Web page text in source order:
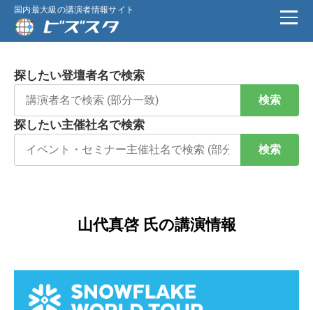
国内最大級の講演者情報サイト
探したい登壇者名で検索
検索
探したい主催社名で検索
検索
山代真啓 氏の講演情報